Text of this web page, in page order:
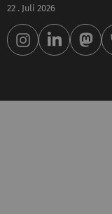
22 . Juli 2026